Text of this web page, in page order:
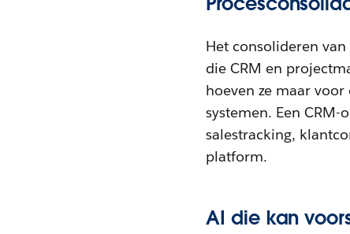
Het consolideren
die CRM en
hoeven ze maar
systemen. Een
salestracking,
platform.
AI die kan